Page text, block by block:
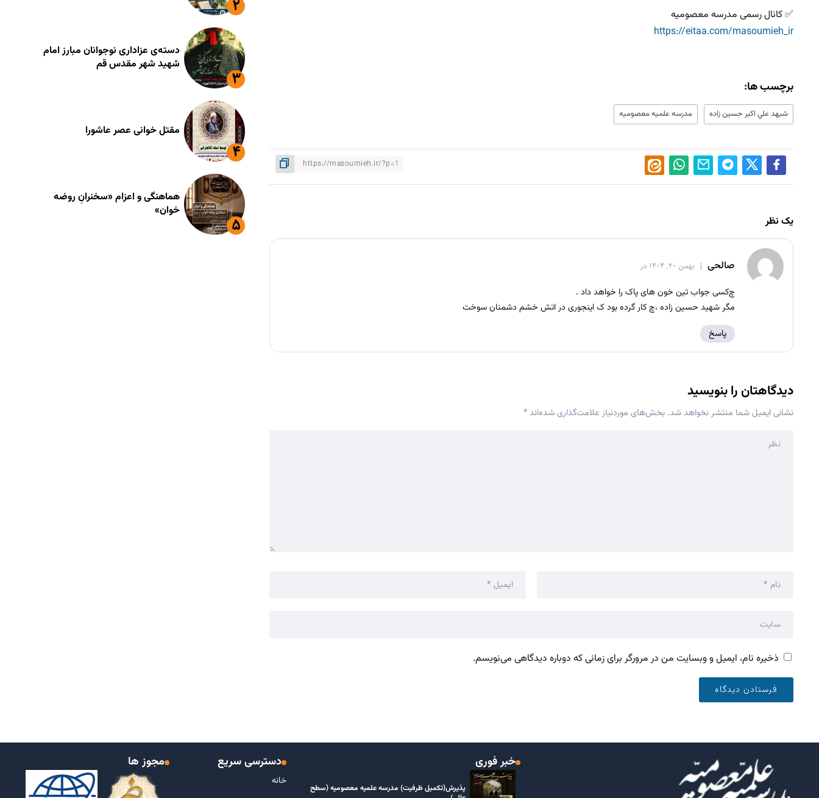
✅ کانال رسمی مدرسه معصومیه
https://eitaa.com/masoumieh_ir
برچسب ها:
شيهد علي اكبر حسين زاده مدرسه علميه معصوميه
یک نظر
صالحی
بهمن ۲۰, ۱۴۰۴ در
چ‌کسی جواب تین خون های پاک را خواهد داد .
مگر شهید حسین زاده ،چ کار گرده بود ک اینجوری در اتش خشم دشمنان سوخت
پاسخ
دیدگاهتان را بنویسید
نشانی ایمیل شما منتشر نخواهد شد. بخش‌های موردنیاز علامت‌گذاری شده‌اند*
ذخیره نام، ایمیل و وبسایت من در مرورگر برای زمانی که دوباره دیدگاهی می‌نویسم.
دسته‌ی عزاداری نوجوانان مبارز امام
شهید شهر مقدس قم
مقتل خوانی عصر عاشورا
هماهنگی و اعزام «سخنرانِ روضه
خوان»
خبر فوری
پذیرش(تکمیل ظرفیت) مدرسه علمیه معصومیه‌ (سطح
دسترسی سریع
خانه
مجوز ها